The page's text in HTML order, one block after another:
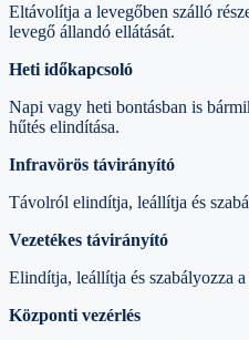
Eltávolítja a levegőben szálló
levegő állandó ellátását.
Heti időkapcsoló
Napi vagy heti bontásban is
hűtés elindítása.
Infravörös távirányító
Távolról elindítja, leállítja és
Vezetékes távirányító
Elindítja, leállítja és szabályozza
Központi vezérlés